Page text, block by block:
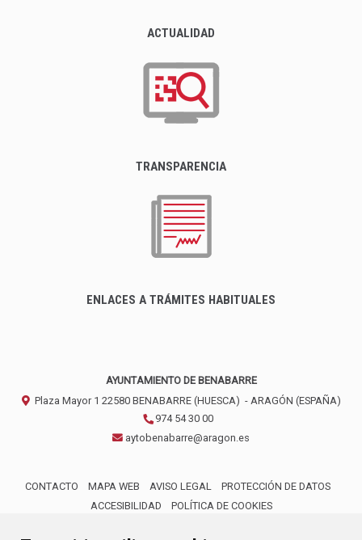
ACTUALIDAD
TRANSPARENCIA
ENLACES A TRÁMITES HABITUALES
AYUNTAMIENTO DE BENABARRE
Plaza Mayor 1 22580 BENABARRE (HUESCA) - ARAGÓN (ESPAÑA)
974 54 30 00
aytobenabarre@aragon.es
CONTACTO MAPA WEB AVISO LEGAL
PROTECCIÓN DE DATOS
ACCESIBILIDAD
POLÍTICA DE COOKIES